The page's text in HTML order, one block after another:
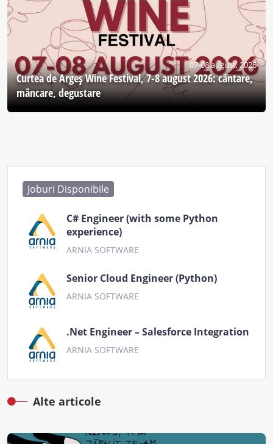
07-08 august, 2026
Curtea de Argeş Wine Festival, 7-8 august 2026: cântare,
mâncare, degustare
Joburi Disponibile
C# Engineer (with some Python
experience)
ARNIA SOFTWARE
Senior Cloud Engineer (Python)
ARNIA SOFTWARE
.Net Engineer – Salesforce Integration
ARNIA SOFTWARE
Alte articole